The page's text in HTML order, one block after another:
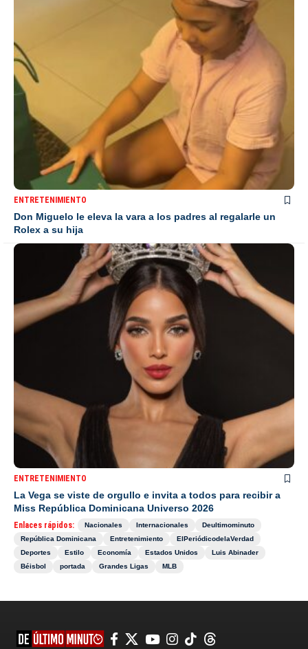
ENTRETENIMIENTO
Don Miguelo le eleva la vara a los padres al regalarle un
Rolex a su hija
ENTRETENIMIENTO
La Vega se viste de orgullo e invita a todos para recibir a
Miss República Dominicana Universo 2026
Enlaces rápidos: Nacionales Internacionales
Deultimominuto
República Dominicana
Entretenimiento
ElPeriódicodelaVerdad
Deportes
Estilo Economía Estados Unidos
Luis Abinader
Béisbol
portada Grandes Ligas MLB